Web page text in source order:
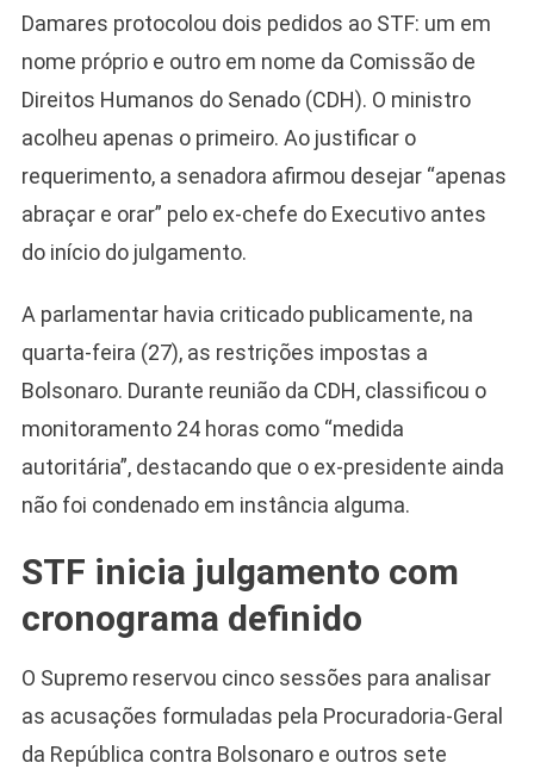
Damares protocolou dois pedidos ao STF: um em
nome próprio e outro em nome da Comissão de
Direitos Humanos do Senado (CDH). O ministro
acolheu apenas o primeiro. Ao justificar o
requerimento, a senadora afirmou desejar “apenas
abraçar e orar” pelo ex-chefe do Executivo antes
do início do julgamento.
A parlamentar havia criticado publicamente, na
quarta-feira (27), as restrições impostas a
Bolsonaro. Durante reunião da CDH, classificou o
monitoramento 24 horas como “medida
autoritária”, destacando que o ex-presidente ainda
não foi condenado em instância alguma.
STF inicia julgamento com
cronograma definido
O Supremo reservou cinco sessões para analisar
as acusações formuladas pela Procuradoria-Geral
da República contra Bolsonaro e outros sete